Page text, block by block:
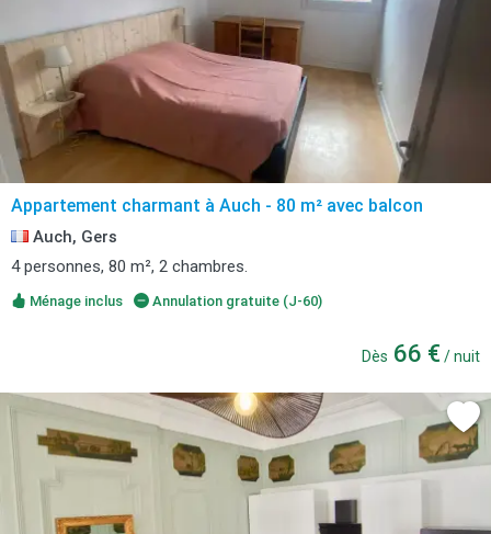
Appartement charmant à Auch - 80 m² avec balcon
Auch, Gers
4 personnes, 80 m², 2 chambres.
Ménage inclus Annulation gratuite (J-60)
Dès 66 € / nuit